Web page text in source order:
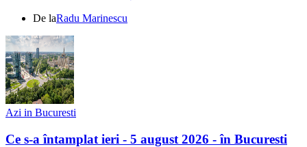
De laRadu Marinescu
Azi in Bucuresti
Ce s-a întamplat ieri - 5 august 2026 - în Bucuresti